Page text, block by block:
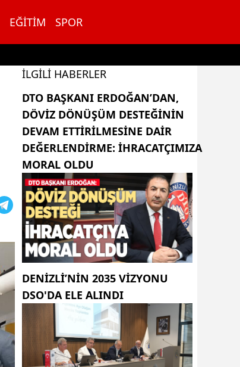
EĞITIM SPOR
İLGILI HABERLER
DTO BAŞKANI ERDOĞAN’DAN,
DÖVIZ DÖNÜŞÜM DESTEĞININ
DEVAM ETTIRILMESINE DAIR
DEĞERLENDIRME: İHRACATÇIMIZA
MORAL OLDU
DENIZLI’NIN 2035 VIZYONU
DSO'DA ELE ALINDI